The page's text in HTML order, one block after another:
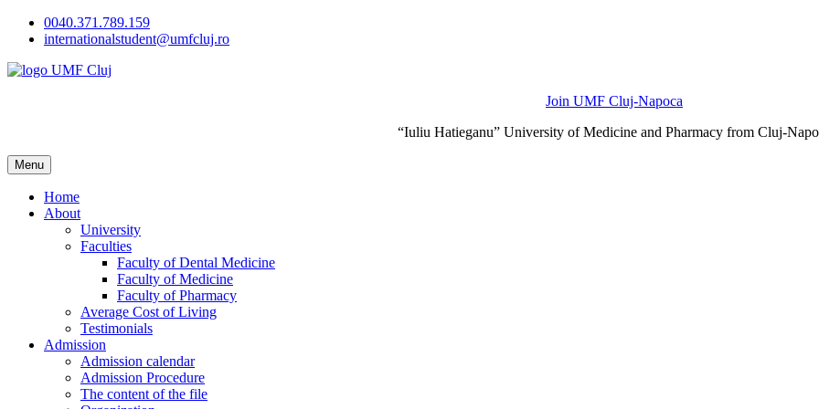
Skip
0040.371.789.159
internationalstudent@umfcluj.ro
Join UMF Cluj-Napoca
“Iuliu Hatieganu” University of Medicine and Pharmacy from Cluj-
Menu
Home
About
University
Faculties
Faculty of Dental Medicine
Faculty of Medicine
Faculty of Pharmacy
Average Cost of Living
Testimonials
Admission
Admission calendar
Admission Procedure
The content of the file